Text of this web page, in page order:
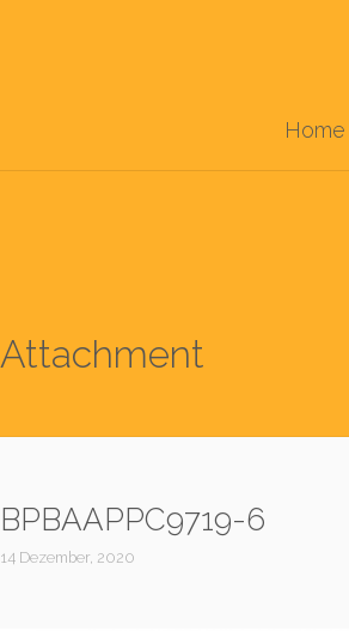
Home
Attachment
BPBAAPPC9719-6
14 Dezember, 2020